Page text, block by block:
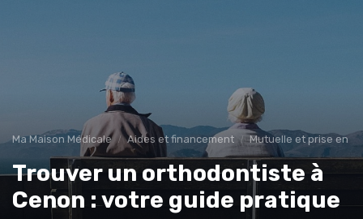
Ma Maison Médicale Aides et financement Mutuelle et prise en
Trouver un orthodontiste à
Cenon : votre guide pratique
Comparatifs
Bons plans Conseils